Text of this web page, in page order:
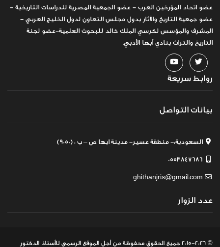
عضو اتحاد المؤرخين العرب - عضو الجمعية المصرية للدراسات التاريخية -
عضو جمعية التاريخ والآثار بدول مجلس التعاون لدول الخليج العربي -
المشرف والمؤسس لكرسي الملك خالد للبحوث العلمية-عضو لجنة
التاريخ والتراث بنادي أبها الأدبي.
روابط سريعة
بيانات التواصل
السعودية:- منطقة عسير- مدينة ابها ص – ب : (9050)
0553847686
ghithanjris@gmail.com
عدد الزوار
© 2015-2026 جميع الحقوق محفوظة من أجل الموقع الرسمي للأستاذ الدكتور